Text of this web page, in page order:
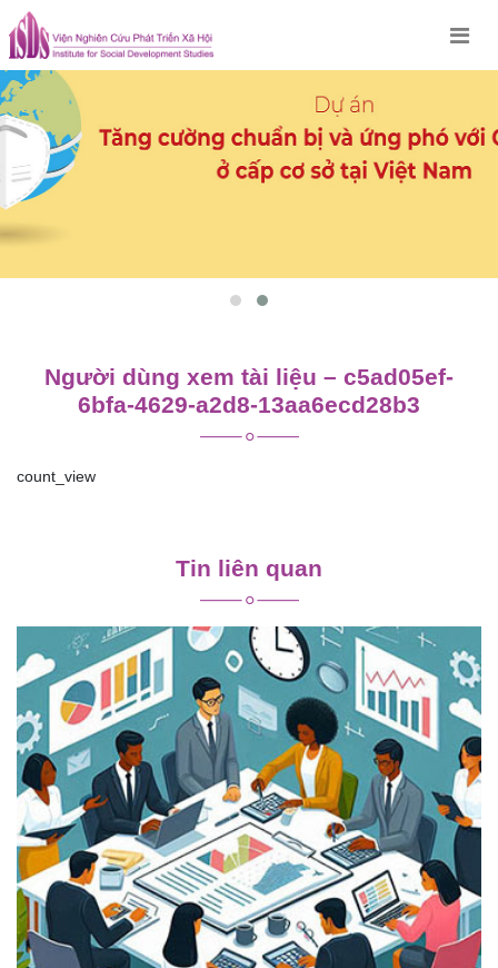
Skip
to
content
Người dùng xem tài liệu – c5ad05ef-
6bfa-4629-a2d8-13aa6ecd28b3
count_view
viết
Tin liên quan